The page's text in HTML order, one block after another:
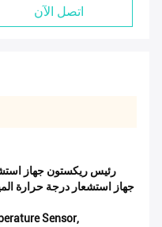
اتصل الآن
جهاز استشعار درجة حرارة
Sensor,